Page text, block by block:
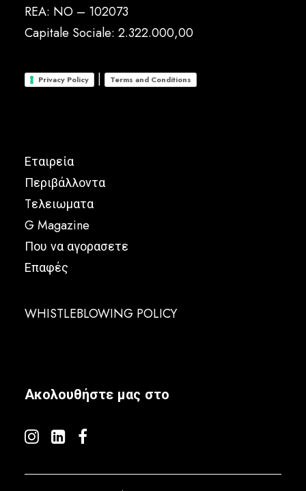
REA: NO – 102073
Capitale Sociale: 2.322.000,00
Privacy Policy | Terms and Conditions
Εταιρεία
Περιβάλλοντα
Tελειωματα
G Magazine
Που να αγορασετε
Επαφές
WHISTLEBLOWING POLICY
Ακολουθήστε μας στο